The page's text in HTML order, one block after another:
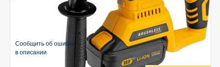
Сообщить об ошибке
в описании